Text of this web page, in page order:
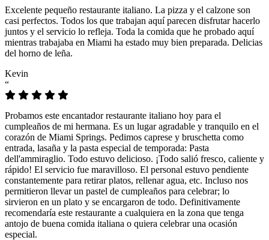
Excelente pequeño restaurante italiano. La pizza y el calzone son
casi perfectos. Todos los que trabajan aquí parecen disfrutar hacerlo
juntos y el servicio lo refleja. Toda la comida que he probado aquí
mientras trabajaba en Miami ha estado muy bien preparada. Delicias
del horno de leña.
Kevin
“
Probamos este encantador restaurante italiano hoy para el
cumpleaños de mi hermana. Es un lugar agradable y tranquilo en el
corazón de Miami Springs. Pedimos caprese y bruschetta como
entrada, lasaña y la pasta especial de temporada: Pasta
dell'ammiraglio. Todo estuvo delicioso. ¡Todo salió fresco, caliente y
rápido! El servicio fue maravilloso. El personal estuvo pendiente
constantemente para retirar platos, rellenar agua, etc. Incluso nos
permitieron llevar un pastel de cumpleaños para celebrar; lo
sirvieron en un plato y se encargaron de todo. Definitivamente
recomendaría este restaurante a cualquiera en la zona que tenga
antojo de buena comida italiana o quiera celebrar una ocasión
especial.